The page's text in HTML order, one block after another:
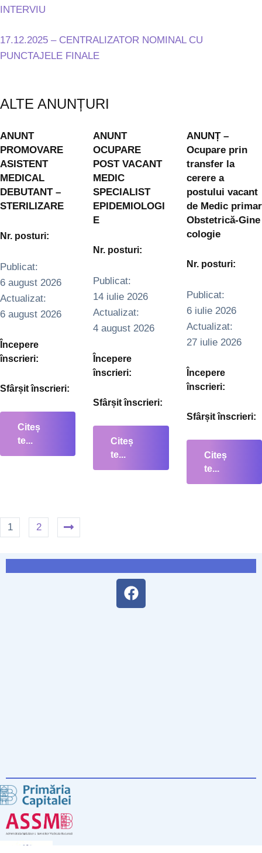
INTERVIU
17.12.2025 – CENTRALIZATOR NOMINAL CU
PUNCTAJELE FINALE
ALTE ANUNȚURI
ANUNT
PROMOVARE
ASISTENT
MEDICAL
DEBUTANT –
STERILIZARE
Nr. posturi:
Publicat:
6 august 2026
Actualizat:
6 august 2026
Începere
înscrieri:
Sfârșit înscrieri:
Citeș
te...
ANUNT
OCUPARE
POST VACANT
MEDIC
SPECIALIST
EPIDEMIOLOGI
E
Nr. posturi:
Publicat:
14 iulie 2026
Actualizat:
4 august 2026
Începere
înscrieri:
Sfârșit înscrieri:
Citeș
te...
ANUNȚ –
Ocupare prin
transfer la
cerere a
postului vacant
de Medic primar
Obstetrică‑Gine
cologie
Nr. posturi:
Publicat:
6 iulie 2026
Actualizat:
27 iulie 2026
Începere
înscrieri:
Sfârșit înscrieri:
Citeș
te...
1 2